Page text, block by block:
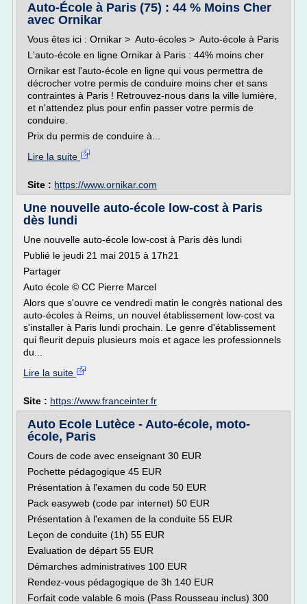
Auto-École à Paris (75) : 44 % Moins Cher
avec Ornikar
Vous êtes ici : Ornikar > Auto-écoles > Auto-école à Paris
L'auto-école en ligne Ornikar à Paris : 44% moins cher
Ornikar est l'auto-école en ligne qui vous permettra de
décrocher votre permis de conduire moins cher et sans
contraintes à Paris ! Retrouvez-nous dans la ville lumière,
et n'attendez plus pour enfin passer votre permis de
conduire.
Prix du permis de conduire à...
Lire la suite
Site : https://www.ornikar.com
Une nouvelle auto-école low-cost à Paris
dès lundi
Une nouvelle auto-école low-cost à Paris dès lundi
Publié le jeudi 21 mai 2015 à 17h21
Partager
Auto école © CC Pierre Marcel
Alors que s'ouvre ce vendredi matin le congrès national des
auto-écoles à Reims, un nouvel établissement low-cost va
s'installer à Paris lundi prochain. Le genre d'établissement
qui fleurit depuis plusieurs mois et agace les professionnels
du...
Lire la suite
Site : https://www.franceinter.fr
Auto Ecole Lutèce - Auto-école, moto-
école, Paris
Cours de code avec enseignant 30 EUR
Pochette pédagogique 45 EUR
Présentation à l'examen du code 50 EUR
Pack easyweb (code par internet) 50 EUR
Présentation à l'examen de la conduite 55 EUR
Leçon de conduite (1h) 55 EUR
Evaluation de départ 55 EUR
Démarches administratives 100 EUR
Rendez-vous pédagogique de 3h 140 EUR
Forfait code valable 6 mois (Pass Rousseau inclus) 300